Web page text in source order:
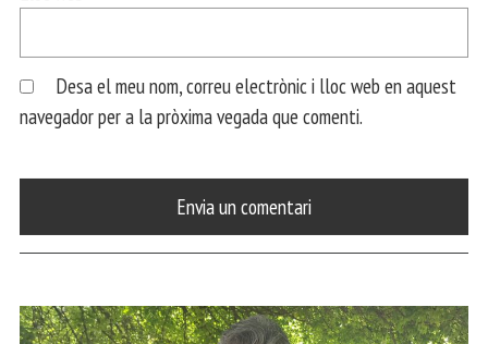
Desa el meu nom, correu electrònic i lloc web en aquest
navegador per a la pròxima vegada que comenti.